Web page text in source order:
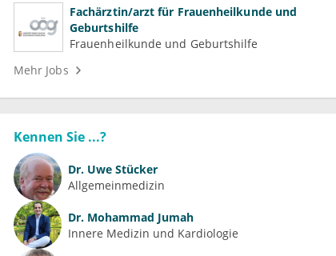
Fachärztin/arzt für Frauenheilkunde und
Geburtshilfe
Frauenheilkunde und Geburtshilfe
Mehr Jobs
Kennen Sie ...?
Dr. Uwe Stücker
Allgemeinmedizin
Dr. Mohammad Jumah
Innere Medizin und Kardiologie